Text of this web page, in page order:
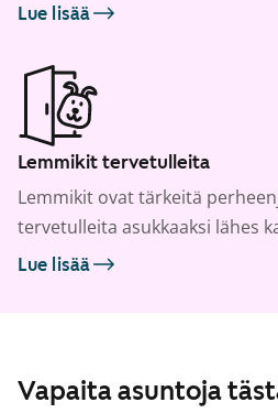
Lue lisää
Lemmikit tervetulleita
Lemmikit ovat tärkeitä
tervetulleita asukkaaksi lähes
Lue lisää
Vapaita asuntoja